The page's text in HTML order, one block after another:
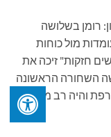
רומן בשלושה
מול כוחות
חזקות" זיכה את
ב-2009 (היא האשה השחורה הראשונה
והיה רב מכר